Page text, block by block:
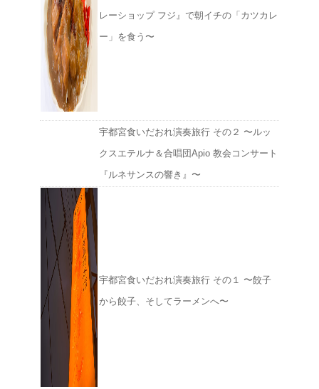
レーショップ フジ』で朝イチの「カツカレ
ー」を食う〜
宇都宮食いだおれ演奏旅行 その２ 〜ルッ
クスエテルナ＆合唱団Apio 教会コンサート
『ルネサンスの響き』〜
宇都宮食いだおれ演奏旅行 その１ 〜餃子
から餃子、そしてラーメンへ〜